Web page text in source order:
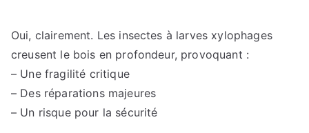
Oui, clairement. Les insectes à larves xylophages
creusent le bois en profondeur, provoquant :
– Une fragilité critique
– Des réparations majeures
– Un risque pour la sécurité